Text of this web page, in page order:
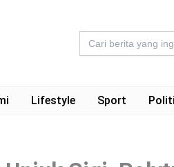
Search
for:
Lifestyle Sport